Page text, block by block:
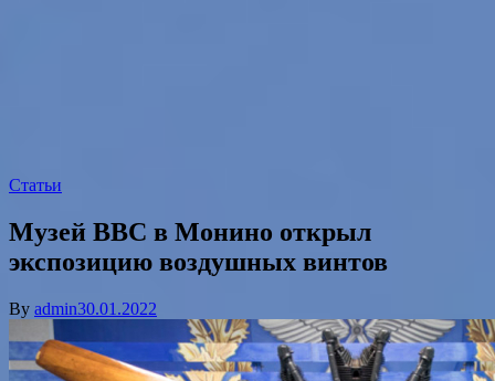
Статьи
Музей ВВС в Монино открыл
экспозицию воздушных винтов
By admin30.01.2022